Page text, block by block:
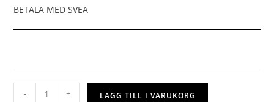
BETALA MED SVEA
- + LÄGG TILL I VARUKORG